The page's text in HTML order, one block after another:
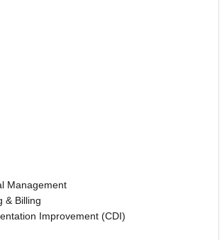
Management
& Billing
Improvement (CDI)